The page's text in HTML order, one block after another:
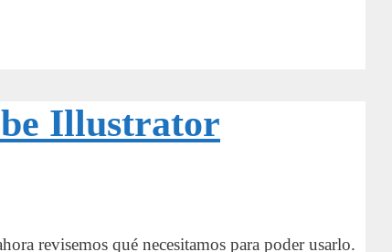
Illustrator
revisemos qué necesitamos para poder usarlo.